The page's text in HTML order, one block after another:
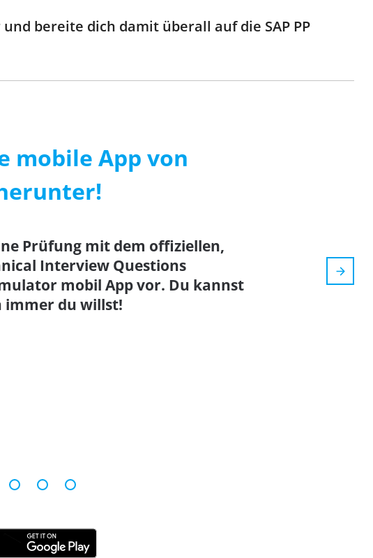
bereite dich damit überall auf die SAP PP
mobile App von
Prüfung mit dem offiziellen,
Interview Questions
mobil App vor. Du kannst
immer du willst!